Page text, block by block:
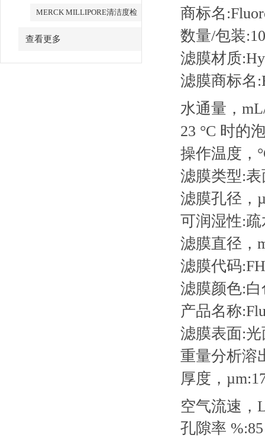
MERCK MILLIPORE清洁度检
查看更多
商标名
数量/包装
滤膜材质
滤膜商标名
水通量，
23 °C 时的
操作温度，
滤膜类型:
滤膜孔径，
可润湿性:疏
滤膜直径，
滤膜代码
滤膜颜色:白
产品名称
滤膜表面:光
重量分析溶
厚度，
空气流速，
孔隙率 %:85